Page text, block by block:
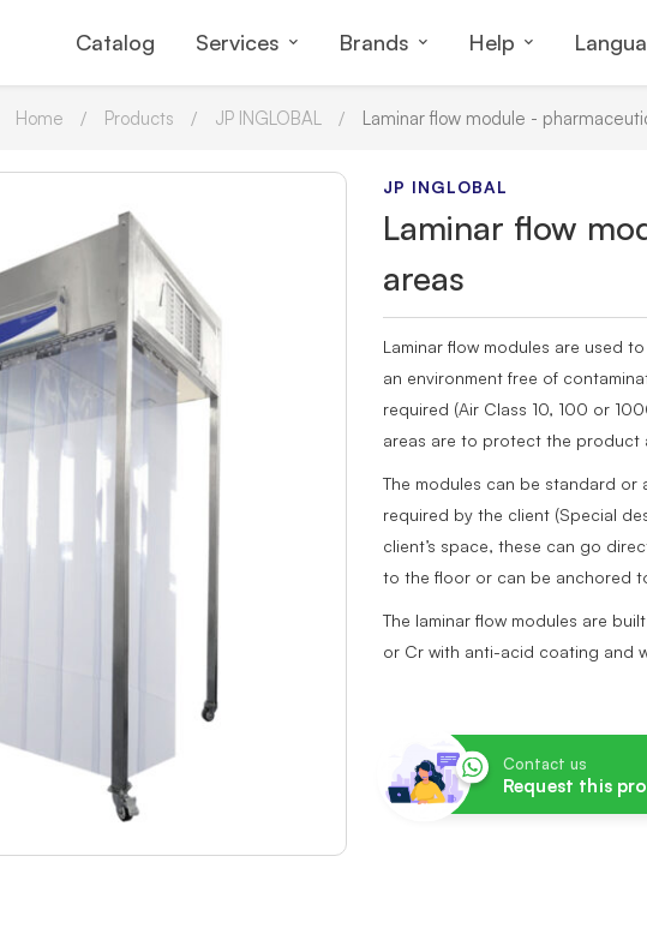
Catalog Services Brands Help
Home Products JP INGLOBAL Laminar flow module -
JP INGLOBAL
Laminar flow
areas
Laminar flow modules are used
an environment free of
required (Air Class 10, 100 or
areas are to protect the product
The modules can be standard
required by the client (Special
client’s space, these can go
to the floor or can be anchored
The laminar flow modules are
or Cr with anti-acid coating and
Contact us
Request this